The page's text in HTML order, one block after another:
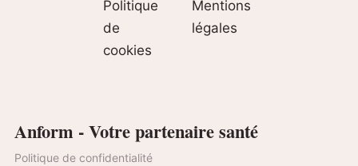
Politique
de
cookies
Mentions
légales
Anform - Votre partenaire santé
Politique de confidentialité